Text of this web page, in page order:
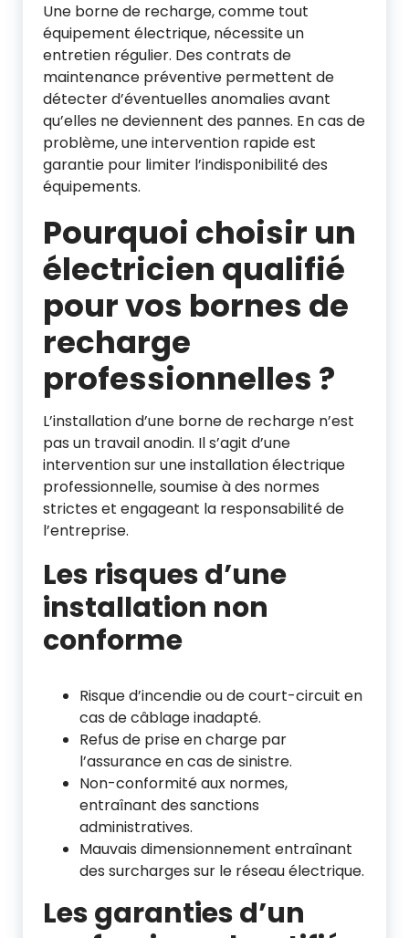
Une borne de recharge, comme tout
équipement électrique, nécessite un
entretien régulier. Des contrats de
maintenance préventive permettent de
détecter d’éventuelles anomalies avant
qu’elles ne deviennent des pannes. En cas de
problème, une intervention rapide est
garantie pour limiter l’indisponibilité des
équipements.
Pourquoi choisir un
électricien qualifié
pour vos bornes de
recharge
professionnelles ?
L’installation d’une borne de recharge n’est
pas un travail anodin. Il s’agit d’une
intervention sur une installation électrique
professionnelle, soumise à des normes
strictes et engageant la responsabilité de
l’entreprise.
Les risques d’une
installation non
conforme
Risque d’incendie ou de court-circuit en
cas de câblage inadapté.
Refus de prise en charge par
l’assurance en cas de sinistre.
Non-conformité aux normes,
entraînant des sanctions
administratives.
Mauvais dimensionnement entraînant
des surcharges sur le réseau électrique.
Les garanties d’un